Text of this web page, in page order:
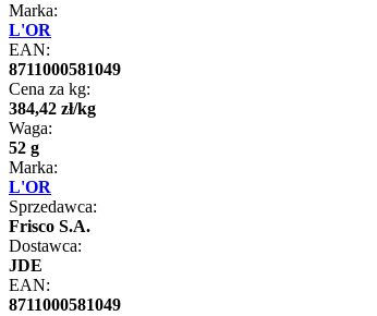
Marka:
L'OR
EAN:
8711000581049
Cena za kg:
384,42 zł/kg
Waga:
52 g
Marka:
L'OR
Sprzedawca:
Frisco S.A.
Dostawca:
JDE
EAN:
8711000581049